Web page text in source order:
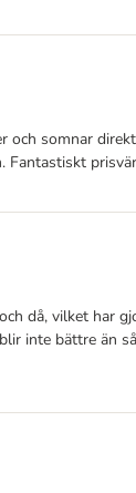
somnar
då, vilket har
inte bättre än